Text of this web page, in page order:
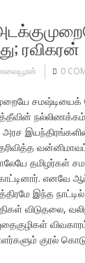
ரவிகரன்
0
சமஷ்டியைக்
நல்லிணக்கம் –
அரச
தமிழர்கள்
எனவே
இந்த
விடுதலை,
குரல்